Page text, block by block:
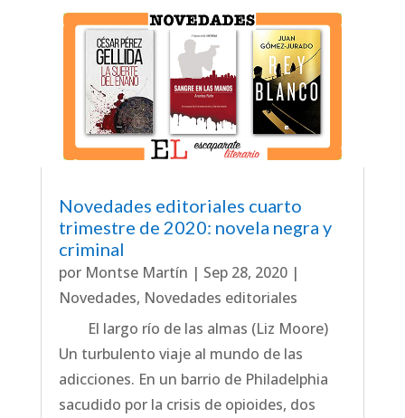
Novedades editoriales cuarto
trimestre de 2020: novela negra y
criminal
por Montse Martín | Sep 28, 2020|
Novedades, Novedades editoriales
El largo río de las almas (Liz Moore)
Un turbulento viaje al mundo de las
adicciones. En un barrio de Philadelphia
sacudido por la crisis de opioides, dos